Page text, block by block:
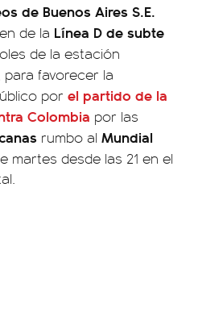
de Buenos Aires S.E.
de la Línea D de subte
de la estación
para favorecer la
por el partido de la
Colombia por las
rumbo al Mundial
martes desde las 21 en el